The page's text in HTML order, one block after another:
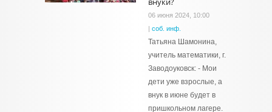
06 июня 2024, 10:00
| соб. инф.
Татьяна Шамонина,
учитель математики, г.
Заводоуковск: - Мои
дети уже взрослые, а
внук в июне будет в
пришкольном лагере.